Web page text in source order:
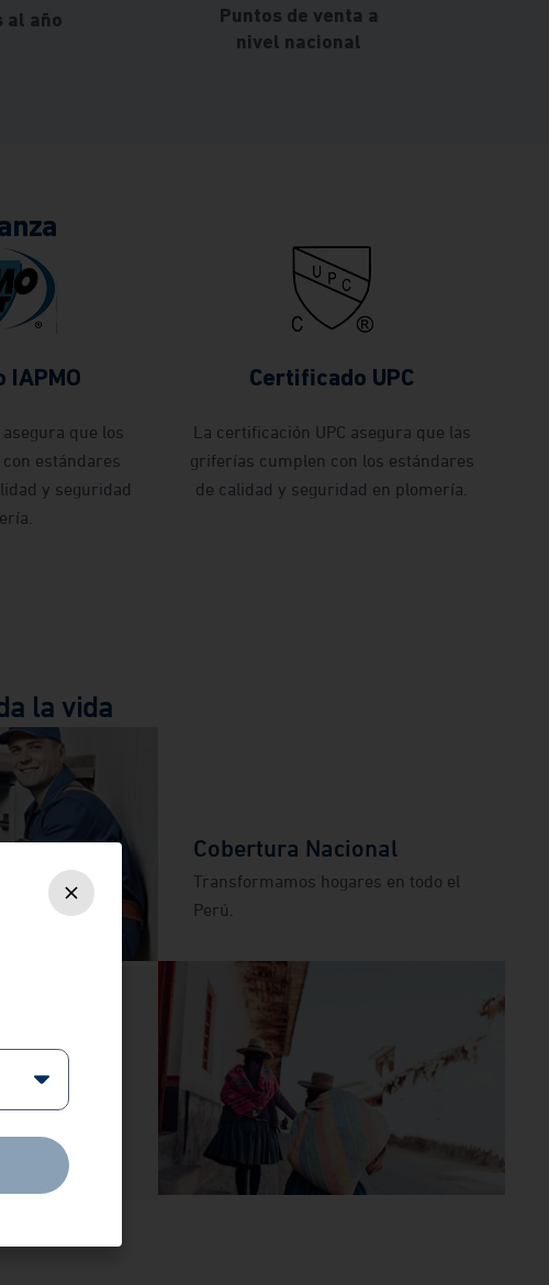
al año
Puntos de venta a
nivel nacional
IAPMO
asegura que los
estándares
y seguridad
Certificado UPC
La certificación UPC asegura que las
griferías cumplen con los estándares
de calidad y seguridad en plomería.
la vida
que
con
de
plomería.
Cobertura Nacional
Transformamos hogares en todo el
Perú.